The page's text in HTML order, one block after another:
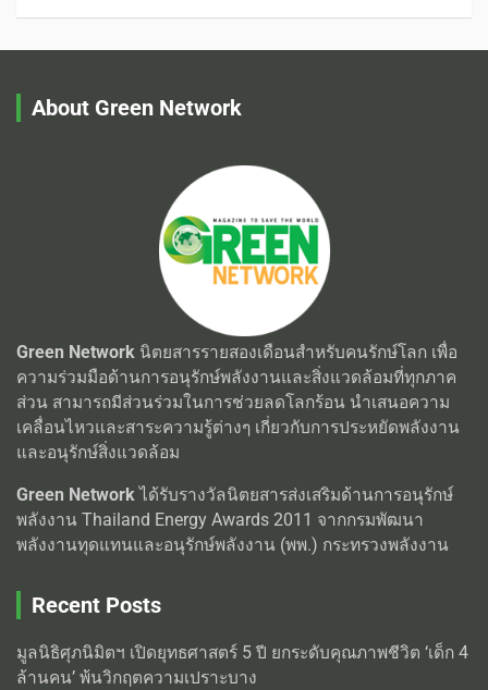
About Green Network
Green Network นิตยสารรายสองเดือนสำหรับคนรักษ์โลก เพื่อ
ความร่วมมือด้านการอนุรักษ์พลังงานและสิ่งแวดล้อมที่ทุกภาค
ส่วน สามารถมีส่วนร่วมในการช่วยลดโลกร้อน นำเสนอความ
เคลื่อนไหวและสาระความรู้ต่างๆ เกี่ยวกับการประหยัดพลังงาน
และอนุรักษ์สิ่งแวดล้อม
Green Networkได้รับรางวัลนิตยสารส่งเสริมด้านการอนุรักษ์
พลังงาน Thailand Energy Awards 2011 จากกรมพัฒนา
พลังงานทุดแทนและอนุรักษ์พลังงาน (พพ.) กระทรวงพลังงาน
Recent Posts
มูลนิธิศุภนิมิตฯ เปิดยุทธศาสตร์ 5 ปี ยกระดับคุณภาพชีวิต ‘เด็ก 4
ล้านคน’ พ้นวิกฤตความเปราะบาง